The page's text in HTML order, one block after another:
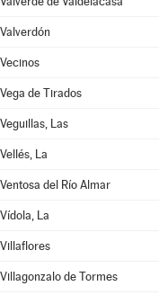
Valverdón
Vecinos
Vega de Tirados
Veguillas, Las
Vellés, La
Ventosa del Río Almar
Vídola, La
Villaflores
Villagonzalo de Tormes